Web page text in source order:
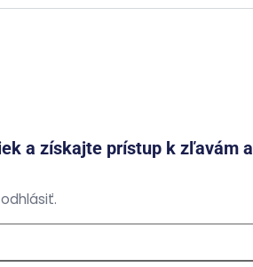
a získajte prístup k zľavám a